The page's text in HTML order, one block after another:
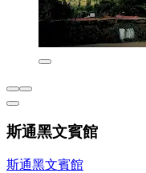
斯通黑文賓館
斯通黑文賓館